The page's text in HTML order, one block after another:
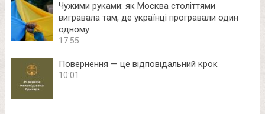
Чужими руками: як Москва століттями
вигравала там, де українці програвали один
одному
17:55
Повернення — це відповідальний крок
10:01